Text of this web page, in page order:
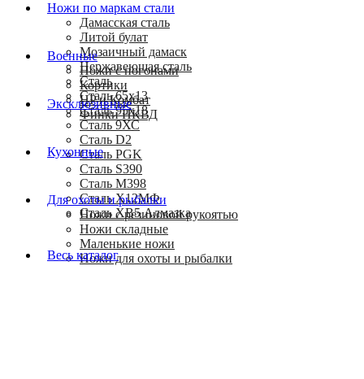
Ножи по маркам стали
Дамасская сталь
Литой булат
Мозаичный дамаск
Нержавеющая сталь
Сталь
Сталь 65х13
Сталь 95х18
Сталь 9ХС
Сталь D2
Сталь PGK
Сталь S390
Сталь M398
Сталь Х12МФ
Сталь ХВ5 Алмазка
Военные
Ножи с погонами
Кортики
HP и Комбат
Финки НКВД
Эксклюзивные
Кухонные
Для охоты и рыбалки
Ножи с резиновой рукоятью
Ножи складные
Маленькие ножи
Ножи для охоты и рыбалки
Весь каталог